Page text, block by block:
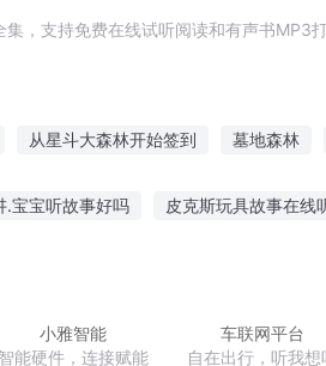
，支持免费在线试听阅读和有声书MP3打
从星斗大森林开始签到 墓地森林
.宝宝听故事好吗 皮克斯玩具故事在线
小雅智能
智能硬件，连接赋能
车联网平台
自在出行，听我想